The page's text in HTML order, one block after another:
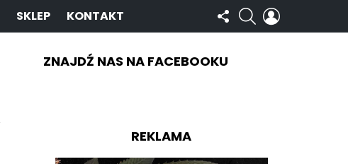
SKLEP KONTAKT
OBSERWUJ
NAS
SZUKAJ
ZNAJDŹ NAS NA FACEBOOKU
REKLAMA